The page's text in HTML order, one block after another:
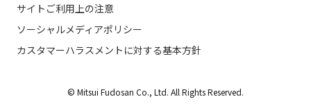
サイトご利用上の注意
ソーシャルメディアポリシー
カスタマーハラスメントに対する基本方針
© Mitsui Fudosan Co., Ltd. All Rights Reserved.